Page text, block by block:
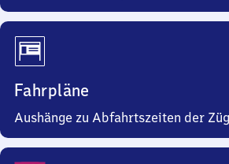
Fahrpläne
Aushänge zu Abfahrtszeiten der